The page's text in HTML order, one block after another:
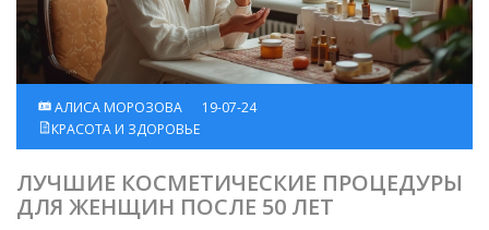
АЛИСА МОРОЗОВА
19-07-24
КРАСОТА И ЗДОРОВЬЕ
ЛУЧШИЕ КОСМЕТИЧЕСКИЕ ПРОЦЕДУРЫ
ДЛЯ ЖЕНЩИН ПОСЛЕ 50 ЛЕТ